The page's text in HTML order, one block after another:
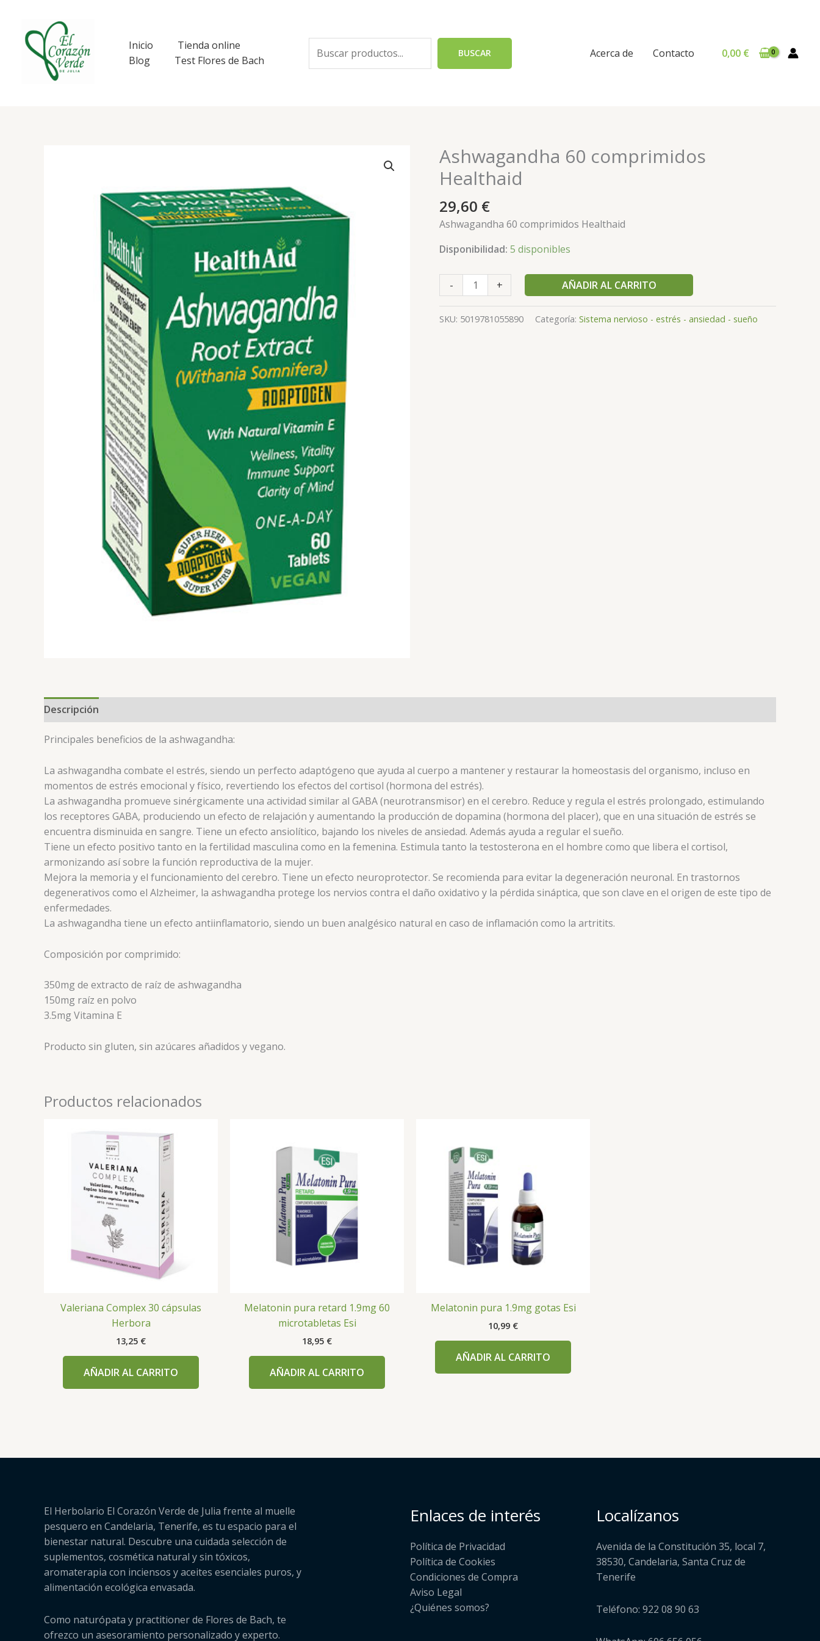
contenido
Inicio
Tienda online
Blog
Test Flores de Bach
BUSCAR Acerca de Contacto 0,00 €
Ashwagandha 60 comprimidos
Healthaid
29,60 €
Ashwagandha 60 comprimidos Healthaid
Disponibilidad: 5 disponibles
-
Ashwagandha
60
comprimidos
cantidad
+ AÑADIR AL CARRITO
SKU: 5019781055890 Categoría: Sistema nervioso - estrés - ansiedad - sueño
Descripción
Principales beneficios de la ashwagandha:
La ashwagandha combate el estrés, siendo un perfecto adaptógeno que ayuda al cuerpo a mantener y restaurar la homeostasis del organismo, incluso en
momentos de estrés emocional y físico, revertiendo los efectos del cortisol (hormona del estrés).
La ashwagandha promueve sinérgicamente una actividad similar al GABA (neurotransmisor) en el cerebro. Reduce y regula el estrés prolongado, estimulando
los receptores GABA, produciendo un efecto de relajación y aumentando la producción de dopamina (hormona del placer), que en una situación de estrés se
encuentra disminuida en sangre. Tiene un efecto ansiolítico, bajando los niveles de ansiedad. Además ayuda a regular el sueño.
Tiene un efecto positivo tanto en la fertilidad masculina como en la femenina. Estimula tanto la testosterona en el hombre como que libera el cortisol,
armonizando así sobre la función reproductiva de la mujer.
Mejora la memoria y el funcionamiento del cerebro. Tiene un efecto neuroprotector. Se recomienda para evitar la degeneración neuronal. En trastornos
degenerativos como el Alzheimer, la ashwagandha protege los nervios contra el daño oxidativo y la pérdida sináptica, que son clave en el origen de este tipo de
enfermedades.
La ashwagandha tiene un efecto antiinflamatorio, siendo un buen analgésico natural en caso de inflamación como la artritits.
Composición por comprimido:
350mg de extracto de raíz de ashwagandha
150mg raíz en polvo
3.5mg Vitamina E
Producto sin gluten, sin azúcares añadidos y vegano.
Productos relacionados
Valeriana Complex 30 cápsulas
Herbora
13,25 €
AÑADIR AL CARRITO
Melatonin pura retard 1.9mg 60
microtabletas Esi
18,95 €
AÑADIR AL CARRITO
Melatonin pura 1.9mg gotas Esi
10,99 €
AÑADIR AL CARRITO
El Herbolario El Corazón Verde de Julia frente al muelle
pesquero en Candelaria, Tenerife, es tu espacio para el
bienestar natural. Descubre una cuidada selección de
suplementos, cosmética natural y sin tóxicos,
aromaterapia con inciensos y aceites esenciales puros, y
alimentación ecológica envasada.
Como naturópata y practitioner de Flores de Bach, te
ofrezco un asesoramiento personalizado y experto.
Enlaces de interés
Política de Privacidad
Política de Cookies
Condiciones de Compra
Aviso Legal
¿Quiénes somos?​
Localízanos
Avenida de la Constitución 35, local 7,
38530, Candelaria, Santa Cruz de
Tenerife
Teléfono: 922 08 90 63